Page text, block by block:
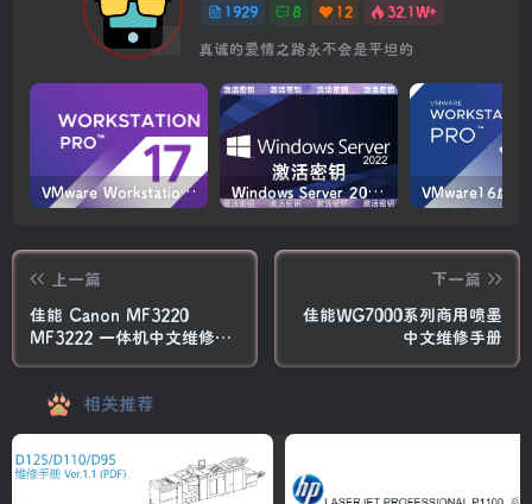
1929 8 12
32.1W+
真诚的爱情之路永不会是平坦的
VMware Workstation PRO v17.6.4 正式版_虚拟机(带激活密钥) Windows Server 2022激活密钥 2024 5月更新
上一篇
佳能 Canon MF3220
MF3222 一体机中文维修手
册
下一篇
佳能WG7000系列商用喷墨
中文维修手册
相关推荐